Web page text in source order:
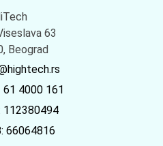
63
Beograd
61 4000 161
112380494
66064816